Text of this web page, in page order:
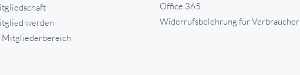
werden
Mitgliederbereich
Office 365
Widerrufsbelehrung für Verbraucher